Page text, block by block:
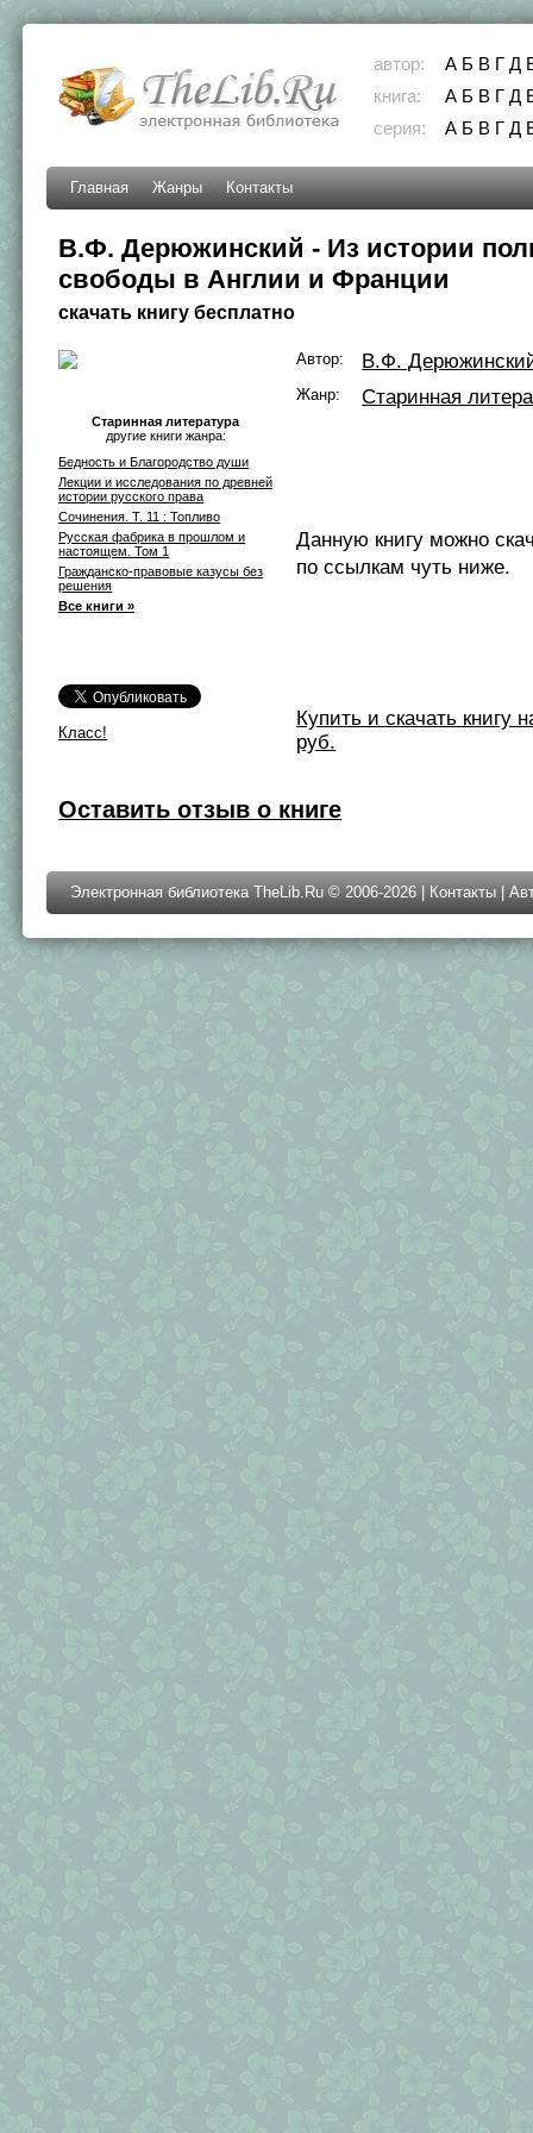
автор: А Б В Г Д
книга:
А Б В Г Д
серия:
А Б В Г Д
Главная Жанры Контакты
В.Ф. Дерюжинский - Из истории
свободы в Англии и Франции
скачать книгу бесплатно
Старинная литература
другие книги жанра:
Бедность и Благородство души
Лекции и исследования по древней
истории русского права
Сочинения. Т. 11 : Топливо
Русская фабрика в прошлом и
настоящем. Том 1
Гражданско-правовые казусы без
решения
Все книги »
Класс!
Автор: В.Ф.
Жанр: Старинная
Данную книгу можно
по ссылкам чуть ниже.
Купить и скачать книгу
руб.
Оставить отзыв о книге
Электронная библиотека TheLib.Ru © 2006-2026 | Контакты |